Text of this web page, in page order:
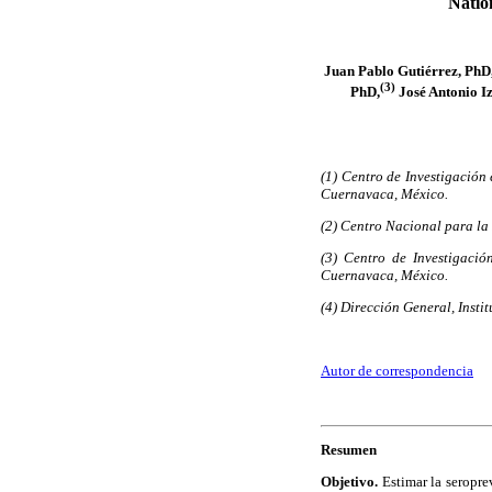
Juan Pablo Gutiérrez,
PhD,(3)José Antonio
(1) Centro de
Cuernavaca, México.
(2) Centro Nacional para la
(3) Centro de
Cuernavaca, México.
(4) Dirección General,
Autor de correspondencia
Resumen
Objetivo. Estimar la